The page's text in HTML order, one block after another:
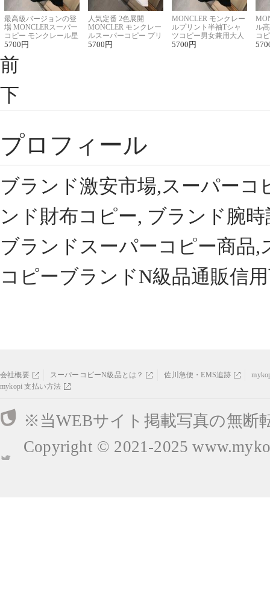
最高級バージョンの登
場 MONCLERスーパー
コピー モンクレール星
座半袖Tシャツ
5700 円
人気定番 2色展開
MONCLER モンクレー
ルスーパーコピー プリ
ント半袖Tシャツ
5700 円
MONCLER モンクレー
ルプリント半袖Tシャ
ツコピー男女兼用大人
可愛い春夏コーデ
5700 円
ル
コ
ィ
前
下
プロフィール
ブランド激安市場,スーパー
ンド財布コピー, ブランド腕
ブランドスーパーコピー商品
コピーブランドN級品通販信
会社概要 スーパーコピーN級品とは？ 佐川急便・EMS追跡
mykopi 支払い方法
※当WEBサイト掲載写真の無断
Copyright © 2021-2025